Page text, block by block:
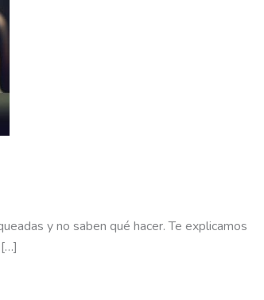
y no saben qué hacer. Te explicamos